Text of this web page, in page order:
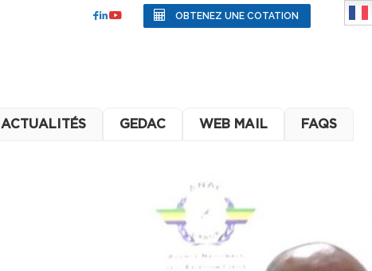
OBTENEZ UNE COTATION
ACTUALITÉS GEDAC WEB MAIL FAQS